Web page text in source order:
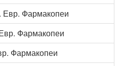
Евр. Фармакопеи
Фармакопеи
Фармакопеи